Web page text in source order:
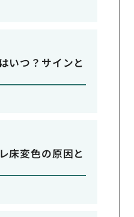
いつ？サインと
床変色の原因と